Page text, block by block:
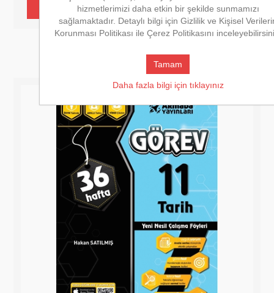
hizmetlerimizi daha etkin bir şekilde sunmamızı
sağlamaktadır. Detaylı bilgi için Gizlilik ve Kişisel
Korunması Politikası ile Çerez Politikasını
Tamam
Daha fazla bilgi için tıklayınız